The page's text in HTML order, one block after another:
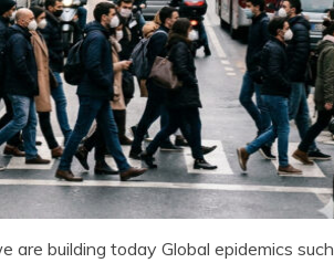
building today Global epidemics such